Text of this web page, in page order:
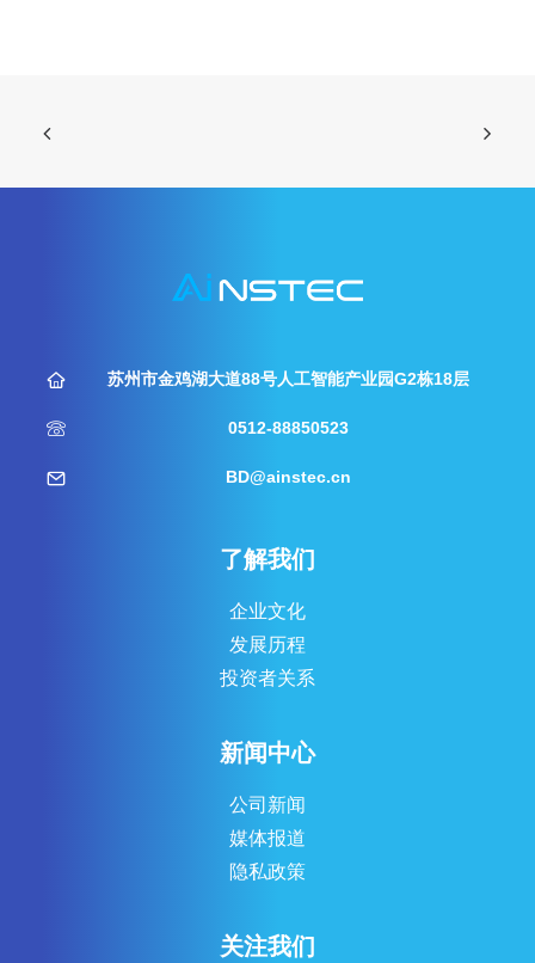
苏州市金鸡湖大道88号人工智能产业园G2栋18层
0512-88850523
BD@ainstec.cn
了解我们
企业文化
发展历程
投资者关系
新闻中心
公司新闻
媒体报道
隐私政策
关注我们